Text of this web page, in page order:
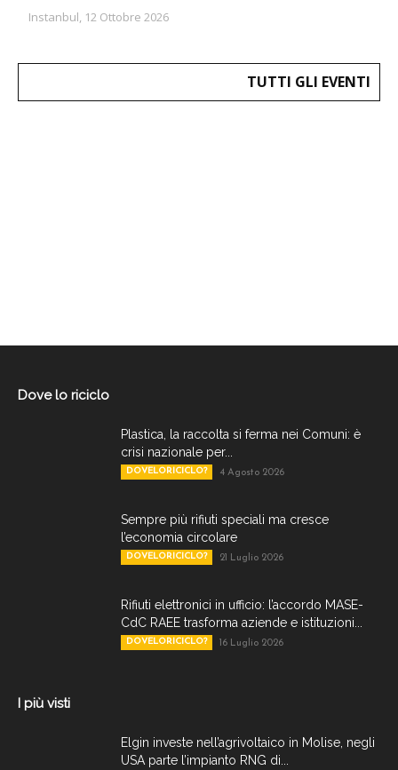
Instanbul, 12 Ottobre 2026
TUTTI GLI EVENTI
Dove lo riciclo
Plastica, la raccolta si ferma nei Comuni: è
crisi nazionale per...
DOVELORICICLO? 4 Agosto 2026
Sempre più rifiuti speciali ma cresce
l’economia circolare
DOVELORICICLO? 21 Luglio 2026
Rifiuti elettronici in ufficio: l’accordo MASE-
CdC RAEE trasforma aziende e istituzioni...
DOVELORICICLO? 16 Luglio 2026
I più visti
Elgin investe nell’agrivoltaico in Molise, negli
USA parte l’impianto RNG di...